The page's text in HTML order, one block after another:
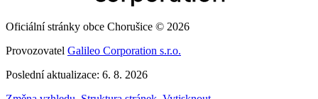
Oficiální stránky obce Chorušice © 2026
Provozovatel Galileo Corporation s.r.o.
Poslední aktualizace: 6. 8. 2026